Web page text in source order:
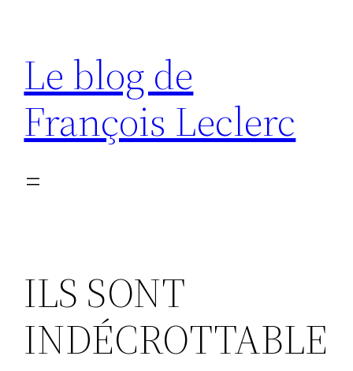
contenu
Le blog de
François Leclerc
ILS SONT
INDÉCROTTABLE